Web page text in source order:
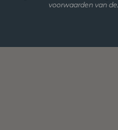
voorwaarden van